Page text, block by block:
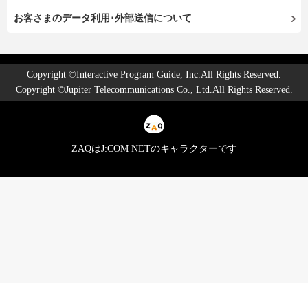
お客さまのデータ利用･外部送信について
Copyright ©Interactive Program Guide, Inc.All Rights Reserved.
Copyright ©Jupiter Telecommunications Co., Ltd.All Rights Reserved.
ZAQはJ:COM NETのキャラクターです